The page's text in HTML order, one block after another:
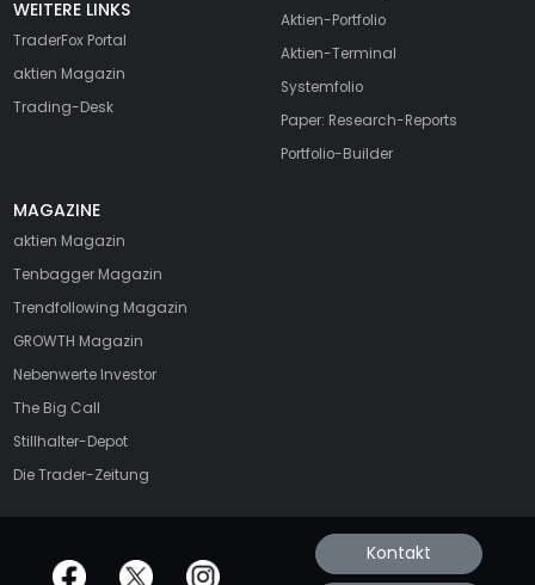
WEITERE LINKS
TraderFox Portal
aktien Magazin
Trading-Desk
Aktien-Portfolio
Aktien-Terminal
Systemfolio
Paper: Research-Reports
Portfolio-Builder
MAGAZINE
aktien Magazin
Tenbagger Magazin
Trendfollowing Magazin
GROWTH Magazin
Nebenwerte Investor
The Big Call
Stillhalter-Depot
Die Trader-Zeitung
offizielle Social Media-Accounts Kontakt